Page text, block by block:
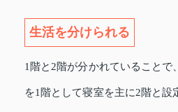
生活を分けられる
1階と2階が分かれていることで
を1階として寝室を主に2階と設